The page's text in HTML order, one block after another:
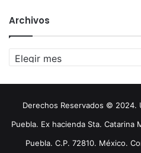
Archivos
Archivos
Derechos Reservados © 2024.
Puebla. Ex hacienda Sta. Catarina
Puebla. C.P. 72810. México.